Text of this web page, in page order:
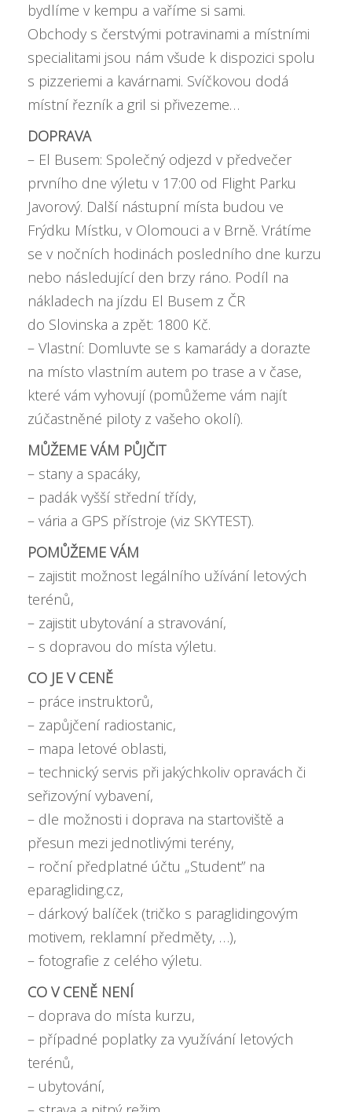
bydlíme v kempu a vaříme si sami.
Obchody s čerstvými potravinami a místními
specialitami jsou nám všude k dispozici spolu
s pizzeriemi a kavárnami. Svíčkovou dodá
místní řezník a gril si přivezeme…
DOPRAVA
– El Busem: Společný odjezd v předvečer
prvního dne výletu v 17:00 od Flight Parku
Javorový. Další nástupní místa budou ve
Frýdku Místku, v Olomouci a v Brně. Vrátíme
se v nočních hodinách posledního dne kurzu
nebo následující den brzy ráno. Podíl na
nákladech na jízdu El Busem z ČR
do Slovinska a zpět: 1800 Kč.
– Vlastní: Domluvte se s kamarády a dorazte
na místo vlastním autem po trase a v čase,
které vám vyhovují (pomůžeme vám najít
zúčastněné piloty z vašeho okolí).
MŮŽEME VÁM PŮJČIT
– stany a spacáky,
– padák vyšší střední třídy,
– vária a GPS přístroje (viz SKYTEST).
POMŮŽEME VÁM
– zajistit možnost legálního užívání letových
terénů,
– zajistit ubytování a stravování,
– s dopravou do místa výletu.
CO JE V CENĚ
– práce instruktorů,
– zapůjčení radiostanic,
– mapa letové oblasti,
– technický servis při jakýchkoliv opravách či
seřizovýní vybavení,
– dle možnosti i doprava na startoviště a
přesun mezi jednotlivými terény,
– roční předplatné účtu „Student” na
eparagliding.cz,
– dárkový balíček (tričko s paraglidingovým
motivem, reklamní předměty, …),
– fotografie z celého výletu.
CO V CENĚ NENÍ
– doprava do místa kurzu,
– případné poplatky za využívání letových
terénů,
– ubytování,